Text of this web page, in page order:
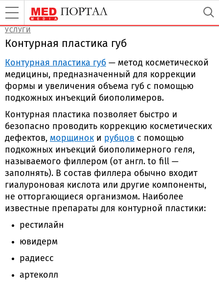
УСЛУГИ
Контурная пластика губ
Контурная пластика губ — метод косметической
медицины, предназначенный для коррекции
формы и увеличения объема губ с помощью
подкожных инъекций биополимеров.
Контурная пластика позволяет быстро и
безопасно проводить коррекцию косметических
дефектов, морщинок и рубцов с помощью
подкожных инъекций биополимерного геля,
называемого филлером (от англ. to fill —
заполнять). В состав филлера обычно входит
гиалуроновая кислота или другие компоненты,
не отторгающиеся организмом. Наиболее
известные препараты для контурной пластики:
рестилайн
ювидерм
радиесс
артеколл